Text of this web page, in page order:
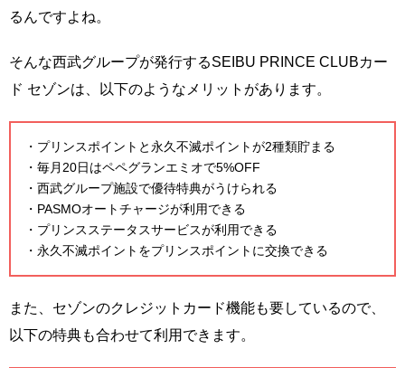
るんですよね。
そんな西武グループが発行するSEIBU PRINCE CLUBカー
ド セゾンは、以下のようなメリットがあります。
・プリンスポイントと永久不滅ポイントが2種類貯まる
・毎月20日はペペグランエミオで5%OFF
・西武グループ施設で優待特典がうけられる
・PASMOオートチャージが利用できる
・プリンスステータスサービスが利用できる
・永久不滅ポイントをプリンスポイントに交換できる
また、セゾンのクレジットカード機能も要しているので、
以下の特典も合わせて利用できます。